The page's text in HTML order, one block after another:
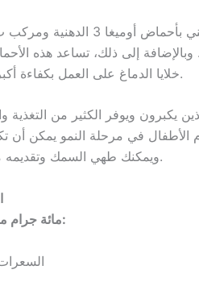
يأتي سمك السلمون تحت الأسماك الدهنية
إلى ذلك، تساعد هذه
خلايا الدماغ على العمل بكفاءة أكبر وتحسين وظائف المخ.
ويوفر الكثير من التغذية
الأطفال في مرحلة النمو يمكن
ويمكنك طهي السمك وتقديمه مع الخضار على العشاء.
مائة جرام من السلمون تحتوي على:
السعرات